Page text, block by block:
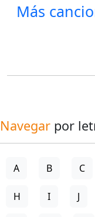
Más
Navegar por
A B C
H I J